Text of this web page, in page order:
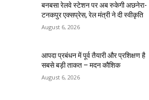
बनबसा रेलवे स्टेशन पर अब रुकेगी अछनेरा-
टनकपुर एक्सप्रेस, रेल मंत्री ने दी स्वीकृति
August 6, 2026
आपदा प्रबंधन में पूर्व तैयारी और प्रशिक्षण है
सबसे बड़ी ताकत – मदन कौशिक
August 6, 2026